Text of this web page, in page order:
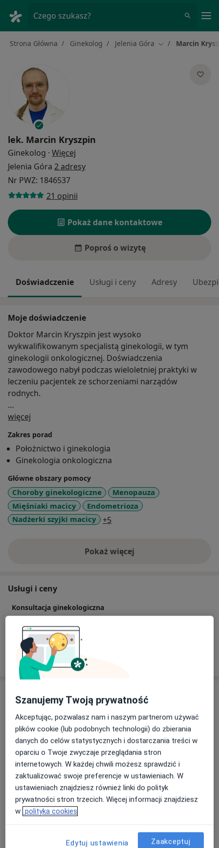
Czego szukasz?
Strona Główna Ginekolog Jelenia Góra Zmień miasto
Marcin
lek. Marcin Kryszpin
Ginekolog · Więcej
Jelenia Góra 2 adresy
Nr PWZ: 1846537
21 opinii
Pokaż dane kontaktowe
Poproś o wizytę
Doświadczenie Usługi i ceny Adresy
Moje doświadczenie
Doktor Marcin Kryszpin jest wysoko
wykwalifikowanym specjalistą ginekologii, w tym
ginekologii onkologicznej. Doświadczenia
zawodowego nabył podczas wieloletniej praktyki w
leczeniu pacjentek ze schorzeniami narządów
rodnych.
Pan Doktor przeprowadza konsultacje specjalistyczne
więcej
Zakres porad
Położnictwo i ginekologia
Ginekologia onkologiczna
Główne obszary pomocy
Choroby ginekologiczne
Menopauza
Mięśniaki macicy
Endometrioza
Nadżerki szyjki macicy
+5
Pokaż więcejo doświadczeniu
Usługi i ceny
Konsultacja ginekologiczna
Od 170 zł Szczegóły
W jaki sposób ustalane są ceny?
Adresy (2)
Adres 1 Adres 2
Centrum Medyczne Promed
Różyckiego 6,58-506Jelenia Góra
Powiększ mapęotwiera się w nowej karcie
Szanujemy Twoją prywatność
Akceptując, pozwalasz nam i naszym partnerom używać
plików cookie (lub podobnych technologii) do zbierania
danych do celów statystycznych i dostarczania treści w
oparciu o Twoje zwyczaje przeglądania stron
internetowych. W każdej chwili możesz sprawdzić i
zaktualizować swoje preferencje w ustawieniach. W
ustawieniach znajdziesz również linki do polityk
prywatności stron trzecich. Więcej informacji znajdziesz
w polityka cookies
Edytuj ustawienia Zaakceptuj